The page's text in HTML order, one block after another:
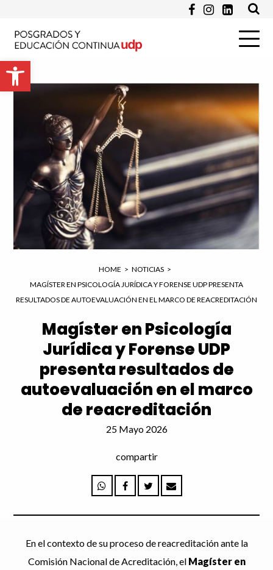
Abrir barra de herramientas
Pregunta
Enviar
HOME > NOTICIAS >
MAGÍSTER EN PSICOLOGÍA JURÍDICA Y FORENSE UDP PRESENTA
RESULTADOS DE AUTOEVALUACIÓN EN EL MARCO DE REACREDITACIÓN
Magíster en Psicología
Jurídica y Forense UDP
presenta resultados de
autoevaluación en el marco
de reacreditación
25 Mayo 2026
compartir
En el contexto de su proceso de reacreditación ante la
Comisión Nacional de Acreditación, el Magíster en